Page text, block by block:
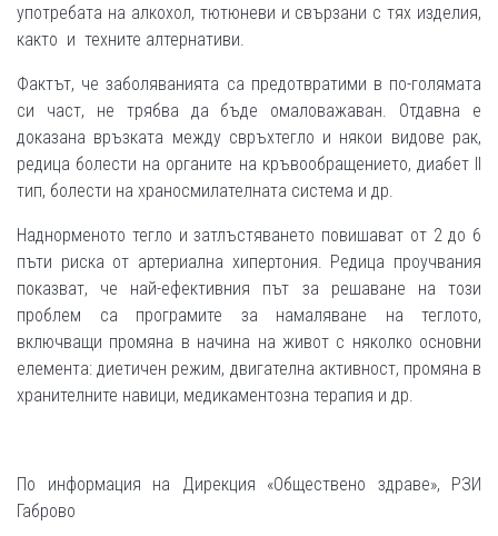
употребата на алкохол, тютюневи и свързани с тях изделия,
както и техните алтернативи.
Фактът, че заболяванията са предотвратими в по-голямата
си част, не трябва да бъде омаловажаван. Отдавна е
доказана връзката между свръхтегло и някои видове рак,
редица болести на органите на кръвообращението, диабет II
тип, болести на храносмилателната система и др.
Наднорменото тегло и затлъстяването повишават от 2 до 6
пъти риска от артериална хипертония. Редица проучвания
показват, че най-ефективния път за решаване на този
проблем са програмите за намаляване на теглото,
включващи промяна в начина на живот с няколко основни
елемента: диетичен режим, двигателна активност, промяна в
хранителните навици, медикаментозна терапия и др.
По информация на Дирекция «Обществено здраве», РЗИ
Габрово